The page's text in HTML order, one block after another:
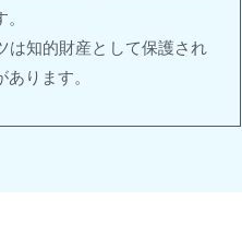
は知的財産として保護され
ります。